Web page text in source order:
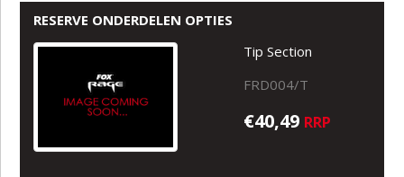
RESERVE ONDERDELEN OPTIES
Tip Section
FRD004/T
€40,49 RRP